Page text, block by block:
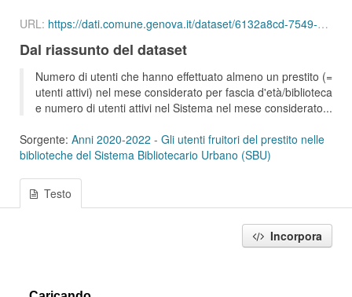
URL: https://dati.comune.genova.it/dataset/6132a8cd-7549-4c9d-8613-d075f5f547d2/resource/72822604-a654-4f53-a271-24c3e8c06f0f/download/ute_attivi_fet_11_13_bib_sbu_01_202109.json
Dal riassunto del dataset
Numero di utenti che hanno effettuato almeno un prestito (=
utenti attivi) nel mese considerato per fascia d'età/biblioteca
e numero di utenti attivi nel Sistema nel mese considerato...
Sorgente: Anni 2020-2022 - Gli utenti fruitori del prestito nelle
biblioteche del Sistema Bibliotecario Urbano (SBU)
Testo
Incorpora